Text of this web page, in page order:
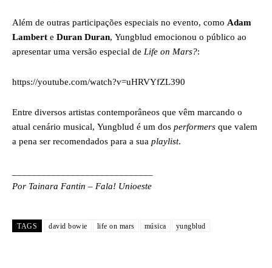
Além de outras participações especiais no evento, como Adam
Lambert e Duran Duran, Yungblud emocionou o público ao
apresentar uma versão especial de Life on Mars?:
https://youtube.com/watch?v=uHRVYfZL390
Entre diversos artistas contemporâneos que vêm marcando o
atual cenário musical, Yungblud é um dos performers que valem
a pena ser recomendados para a sua playlist.
Por Tainara Fantin – Fala! Unioeste
TAGS david bowie life on mars música yungblud